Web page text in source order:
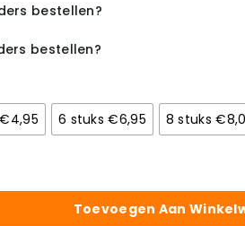
bestellen?
bestellen?
6 stuks €6,95 8 stuks
Toevoegen Aan